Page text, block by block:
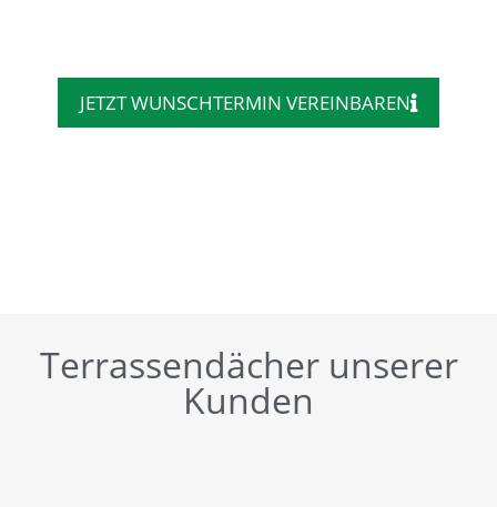
JETZT WUNSCHTERMIN VEREINBAREN
Terrassendächer unserer
Kunden